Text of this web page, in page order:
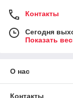
Контакты
Сегодня
Показать
О нас
Контакты